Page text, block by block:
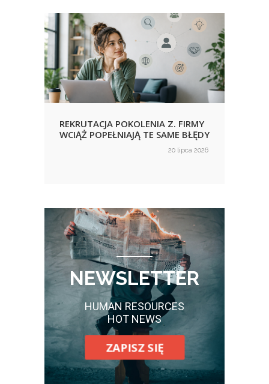
REKRUTACJA POKOLENIA Z. FIRMY
WCIĄŻ POPEŁNIAJĄ TE SAME BŁĘDY
20 lipca 2026
NEWSLETTER
HUMAN RESOURCES
HOT NEWS
ZAPISZ SIĘ